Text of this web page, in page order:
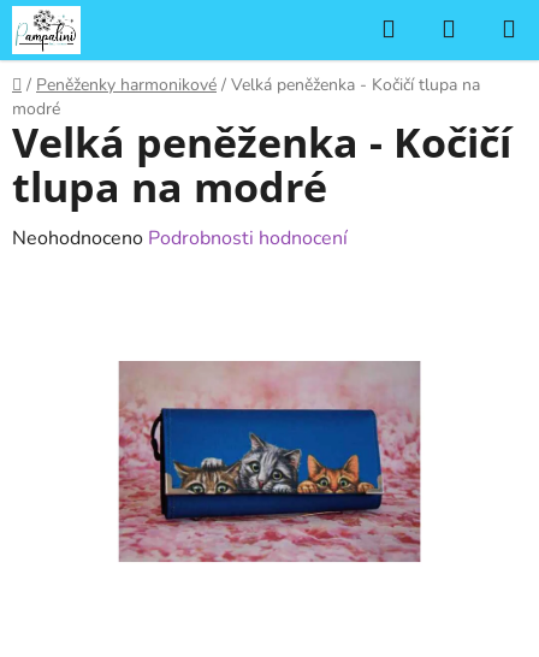
Přejít
na
obsah
Hledat
KOŠÍK
Domů
/ Peněženky harmonikové / Velká peněženka - Kočičí tlupa na
modré
Velká peněženka - Kočičí
tlupa na modré
Průměrné
Neohodnoceno Podrobnosti hodnocení